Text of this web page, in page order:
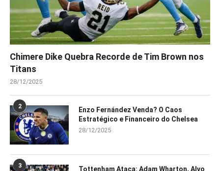
Chimere Dike Quebra Recorde de Tim Brown nos
Titans
28/12/2025
2
Enzo Fernández Venda? O Caos
Estratégico e Financeiro do Chelsea
28/12/2025
3
Tottenham Ataca: Adam Wharton, Alvo